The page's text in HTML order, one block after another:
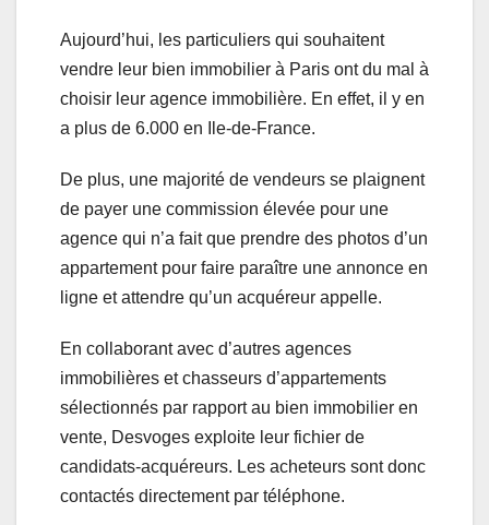
Aujourd’hui, les particuliers qui souhaitent
vendre leur bien immobilier à Paris ont du mal à
choisir leur agence immobilière. En effet, il y en
a plus de 6.000 en Ile-de-France.
De plus, une majorité de vendeurs se plaignent
de payer une commission élevée pour une
agence qui n’a fait que prendre des photos d’un
appartement pour faire paraître une annonce en
ligne et attendre qu’un acquéreur appelle.
En collaborant avec d’autres agences
immobilières et chasseurs d’appartements
sélectionnés par rapport au bien immobilier en
vente, Desvoges exploite leur fichier de
candidats-acquéreurs. Les acheteurs sont donc
contactés directement par téléphone.